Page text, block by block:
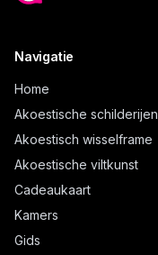
Navigatie
Home
Akoestische schilderijen
Akoestisch wisselframe
Akoestische viltkunst
Cadeaukaart
Kamers
Gids